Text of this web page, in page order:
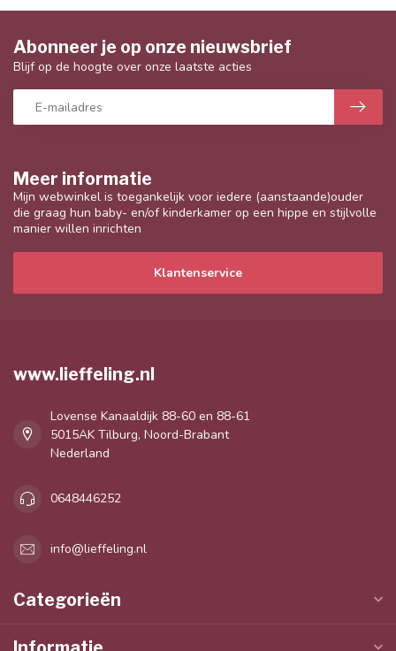
Meer informatie
Mijn webwinkel is toegankelijk voor iedere (aanstaande)ouder
die graag hun baby- en/of kinderkamer op een hippe en stijlvolle
manier willen inrichten
Klantenservice
Abonneer je op onze nieuwsbrief
Blijf op de hoogte over onze laatste acties
www.lieffeling.nl
Lovense Kanaaldijk 88-60 en 88-61
5015AK Tilburg, Noord-Brabant
Nederland
0648446252
info@lieffeling.nl
Categorieën